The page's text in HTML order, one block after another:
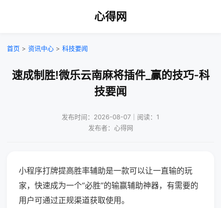
心得网
首页 > 资讯中心 > 科技要闻
速成制胜!微乐云南麻将插件_赢的技巧-科
技要闻
发布时间：2026-08-07｜阅读：1
发布者：心得网
小程序打牌提高胜率辅助是一款可以让一直输的玩
家，快速成为一个“必胜”的输赢辅助神器，有需要的
用户可通过正规渠道获取使用。